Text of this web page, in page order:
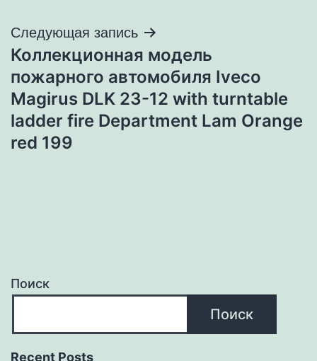
Следующая запись
Коллекционная модель
пожарного автомобиля Iveco
Magirus DLK 23-12 with turntable
ladder fire Department Lam Orange
red 199
Поиск
Поиск
Recent Posts